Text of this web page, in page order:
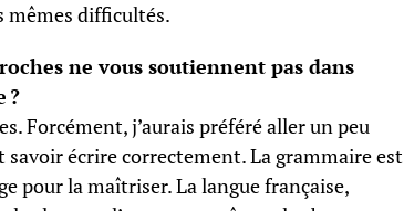
mêmes difficultés.
ne vous soutiennent pas dans
?
Forcément, j’aurais préféré aller un peu
savoir écrire correctement. La grammaire est
pour la maîtriser. La langue française,